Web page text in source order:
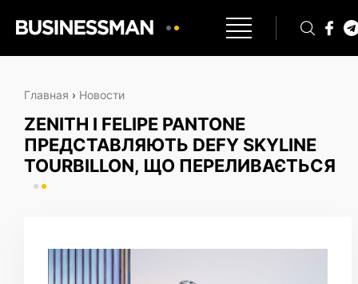
Главная › Новости
ZENITH І FELIPE PANTONE
ПРЕДСТАВЛЯЮТЬ DEFY SKYLINE
TOURBILLON, ЩО ПЕРЕЛИВАЄТЬСЯ